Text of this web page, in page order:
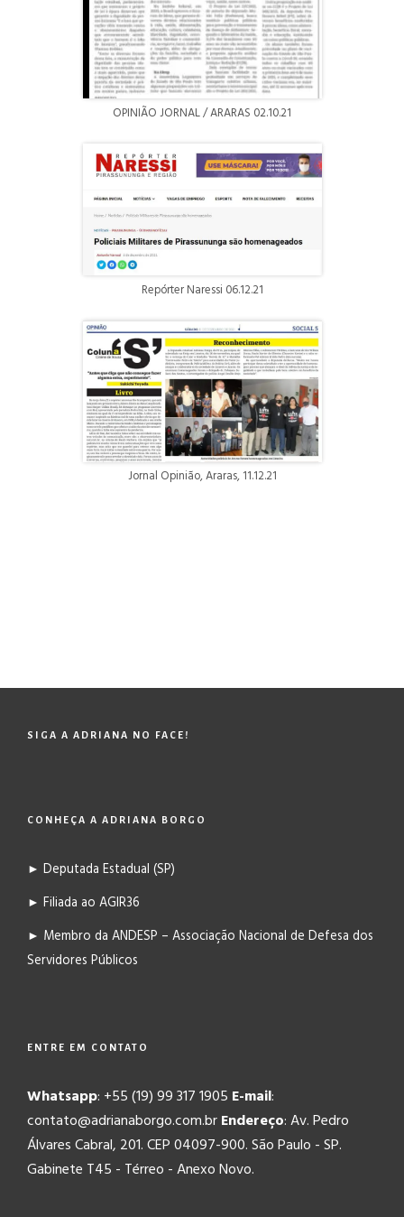
OPINIÃO JORNAL / ARARAS 02.10.21
Repórter Naressi 06.12.21
Jornal Opinião, Araras, 11.12.21
SIGA A ADRIANA NO FACE!
CONHEÇA A ADRIANA BORGO
► Deputada Estadual (SP)
► Filiada ao AGIR36
► Membro da ANDESP – Associação Nacional de Defesa dos
Servidores Públicos
ENTRE EM CONTATO
Whatsapp: +55 (19) 99 317 1905 E-mail:
contato@adrianaborgo.com.brEndereço: Av. Pedro
Álvares Cabral, 201. CEP 04097-900. São Paulo - SP.
Gabinete T45 - Térreo - Anexo Novo.